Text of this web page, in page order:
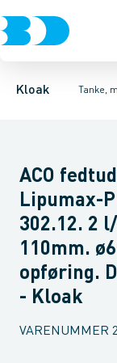
Kloak Tanke,
Rør & fittings
Udskillere Tanke
Olieudskillere
ACO
Lipumax-
302.12. 2
110mm.
opføring.
- Kloak
VARENUMMER